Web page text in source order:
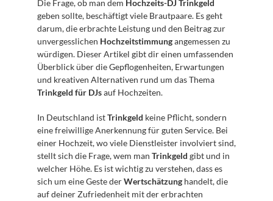
Die Frage, ob man dem Hochzeits-DJ Trinkgeld
geben sollte, beschäftigt viele Brautpaare. Es geht
darum, die erbrachte Leistung und den Beitrag zur
unvergesslichen Hochzeitstimmung angemessen zu
würdigen. Dieser Artikel gibt dir einen umfassenden
Überblick über die Gepflogenheiten, Erwartungen
Trinkgeld für DJs auf Hochzeiten.
In Deutschland ist Trinkgeld keine Pflicht, sondern
eine freiwillige Anerkennung für guten Service. Bei
einer Hochzeit, wo viele Dienstleister involviert sind,
stellt sich die Frage, wem man Trinkgeld gibt und in
welcher Höhe. Es ist wichtig zu verstehen, dass es
sich um eine Geste der Wertschätzung handelt, die